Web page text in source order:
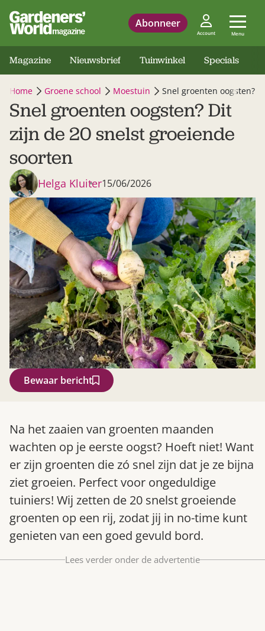
Abonneer
Account Menu
Gardeners’ World 08/2026
Bestel nu
Abonneer
Magazine Nieuwsbrief Tuinwinkel Specials
Home Groene school Moestuin Snel groenten oogsten?
Snel groenten oogsten? Dit
zijn de 20 snelst groeiende
soorten
Helga Kluiter15/06/2026
Bewaar bericht
Na het zaaien van groenten maanden
wachten op je eerste oogst? Hoeft niet! Want
er zijn groenten die zó snel zijn dat je ze bijna
ziet groeien. Perfect voor ongeduldige
tuiniers! Wij zetten de 20 snelst groeiende
groenten op een rij, zodat jij in no-time kunt
genieten van een goed gevuld bord.
Lees verder onder de advertentie